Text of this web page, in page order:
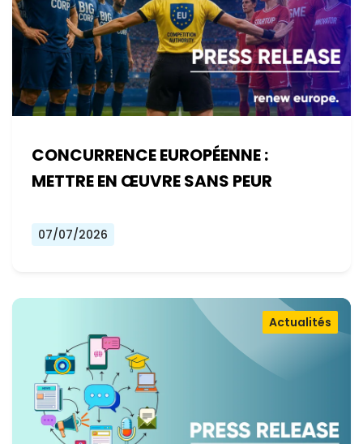
CONCURRENCE EUROPÉENNE :
METTRE EN ŒUVRE SANS PEUR
07/07/2026
Actualités